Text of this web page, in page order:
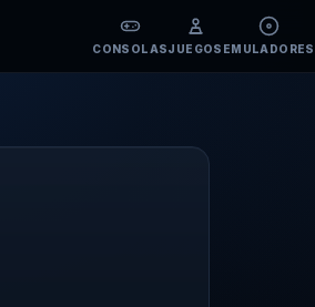
CONSOLASJUEGOS EMULADORES